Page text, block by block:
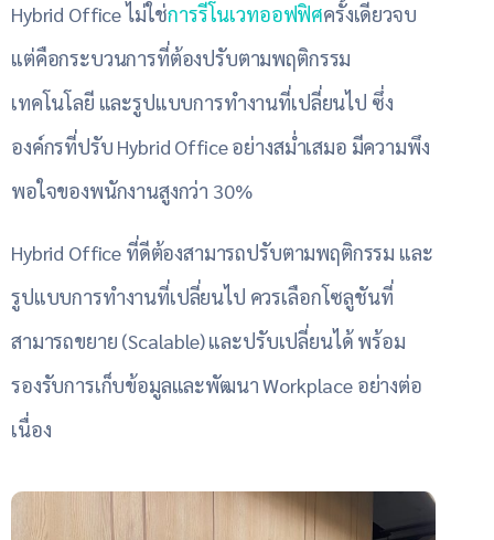
Hybrid Office ไม่ใช่การรีโนเวทออฟฟิศครั้งเดียวจบ
แต่คือกระบวนการที่ต้องปรับตามพฤติกรรม
เทคโนโลยี และรูปแบบการทำงานที่เปลี่ยนไป ซึ่ง
องค์กรที่ปรับ Hybrid Office อย่างสม่ำเสมอ มีความพึง
พอใจของพนักงานสูงกว่า 30%
Hybrid Office ที่ดีต้องสามารถปรับตามพฤติกรรม และ
รูปแบบการทำงานที่เปลี่ยนไป ควรเลือกโซลูชันที่
สามารถขยาย (Scalable) และปรับเปลี่ยนได้ พร้อม
รองรับการเก็บข้อมูลและพัฒนา Workplace อย่างต่อ
เนื่อง